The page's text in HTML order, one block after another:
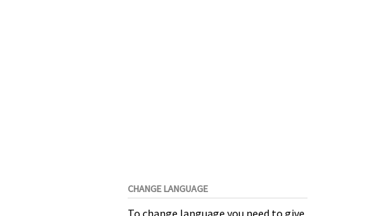
CHANGE LANGUAGE
To change language you need to give